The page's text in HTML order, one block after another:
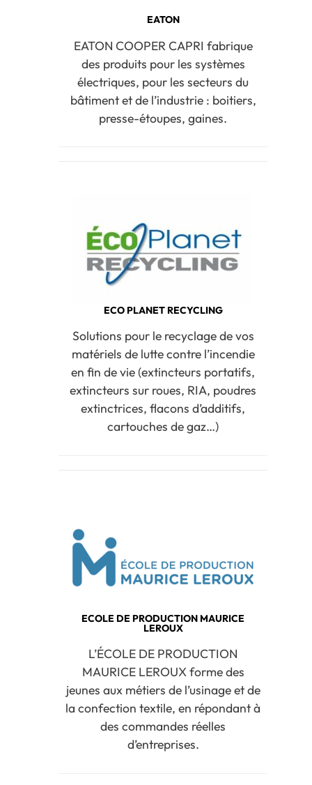
EATON
EATON COOPER CAPRI fabrique
des produits pour les systèmes
électriques, pour les secteurs du
bâtiment et de l’industrie : boitiers,
presse-étoupes, gaines.
ECO PLANET RECYCLING
Solutions pour le recyclage de vos
matériels de lutte contre l’incendie
en fin de vie (extincteurs portatifs,
extincteurs sur roues, RIA, poudres
extinctrices, flacons d’additifs,
cartouches de gaz…)
ECOLE DE PRODUCTION MAURICE
LEROUX
L’ÉCOLE DE PRODUCTION
MAURICE LEROUX forme des
jeunes aux métiers de l’usinage et de
la confection textile, en répondant à
des commandes réelles
d’entreprises.